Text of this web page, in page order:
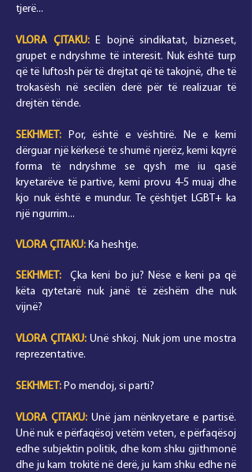
tjerë...
VLORA ÇITAKU:E bojnë sindikatat, bizneset,
grupet e ndryshme të interesit. Nuk është turp
që të luftosh për të drejtat që të takojnë, dhe të
trokasësh në secilën derë për të realizuar të
drejtën tënde.
SEKHMET: Por, është e vështirë. Ne e kemi
dërguar një kërkesë te shumë njerëz, kemi kqyrë
forma të ndryshme se qysh me iu qasë
kryetarëve të partive, kemi provu 4-5 muaj dhe
kjo nuk është e mundur. Te çështjet LGBT+ ka
një ngurrim...
VLORA ÇITAKU: Ka heshtje.
SEKHMET:
Çka keni bo ju? Nëse e keni pa që
këta qytetarë nuk janë të zëshëm dhe nuk
vijnë?
VLORA ÇITAKU: Unë shkoj. Nuk jom une mostra
reprezentative.
SEKHMET: Po mendoj, si parti?
VLORA ÇITAKU:Unë jam nënkryetare e partisë.
Unë nuk e përfaqësoj vetëm veten, e përfaqësoj
edhe subjektin politik, dhe kom shku gjithmonë
dhe ju kam trokitë në derë, ju kam shku edhe në